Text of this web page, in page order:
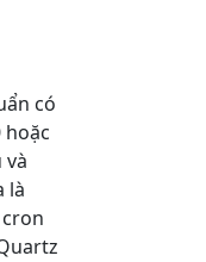
có
hoặc
và
là